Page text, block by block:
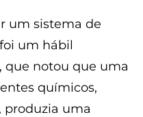
um sistema de
um hábil
que notou que uma
químicos,
produzia uma